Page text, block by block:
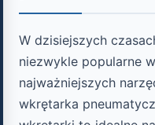
W dzisiejszych
niezwykle popularne
najważniejszych
wkrętarka